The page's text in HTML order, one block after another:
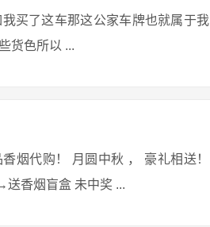
买了这车那这公家车牌也就属于我
货色所以 ...
烟代购！ 月圆中秋 ， 豪礼相送！
香烟盲盒 未中奖 ...